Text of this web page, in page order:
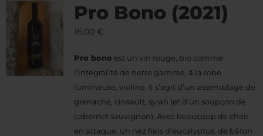
Pro Bono (2021)
16,00 €
Pro bono est un vin rouge, bio comme
l’intégralité de notre gamme, à la robe
lumineuse, violine. Il s’agit d’un assemblage de
grenache, cinsault, syrah (et d’un soupçon de
cabernet sauvignon). Avec beaucoup de chair
en attaque, un nez frais d’eucalyptus, de bâton